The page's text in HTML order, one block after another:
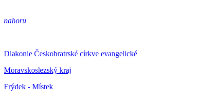
nahoru
Diakonie Českobratrské církve evangelické
Moravskoslezský kraj
Frýdek - Místek